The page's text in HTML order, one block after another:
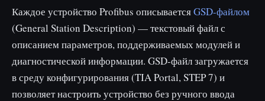
Каждое устройство Profibus описываетсяGSD-файлом
(General Station Description) — текстовый файл с
описанием параметров, поддерживаемых модулей и
диагностической информации. GSD-файл загружается
в среду конфигурирования (TIA Portal, STEP 7) и
позволяет настроить устройство без ручного ввода